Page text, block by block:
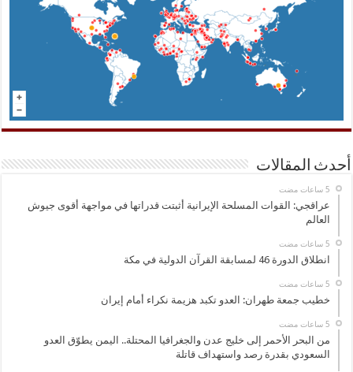
أحدث المقالات
عراقجي: القوات المسلحة الإيرانية أثبتت قدراتها في مواجهة أقوى جيوش
العالم
انطلاق الدورة 46 لمسابقة القرآن الدولية في مكة
خطيب جمعة طهران: العدو تكبد هزيمة نكراء أمام إيران
من البحر الأحمر إلى خليج عدن والجغرافيا المحتلة.. اليمن يطوّق العدو
السعودي بقدرة رصد واستهداف قاتلة